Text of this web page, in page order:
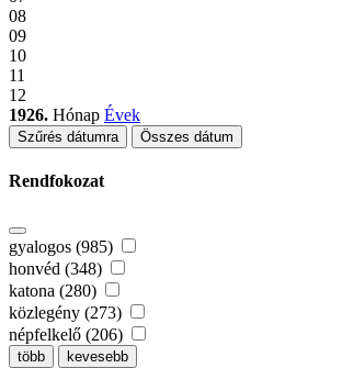
08
09
10
11
12
1926. Hónap Évek
Szűrés dátumra Összes dátum
Rendfokozat
gyalogos (985)
honvéd (348)
katona (280)
közlegény (273)
népfelkelő (206)
több kevesebb